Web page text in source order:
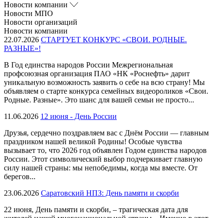
Новости компании
Новости МПО
Новости организаций
Новости компании
22.07.2026 СТАРТУЕТ КОНКУРС «СВОИ. РОДНЫЕ.
РАЗНЫЕ»!
В Год единства народов России Межрегиональная
профсоюзная организация ПАО «НК «Роснефть» дарит
уникальную возможность заявить о себе на всю страну! Мы
объявляем о старте конкурса семейных видеороликов «Свои.
Родные. Разные». Это шанс для вашей семьи не просто...
11.06.2026 12 июня - День России
Друзья, сердечно поздравляем вас с Днём России — главным
праздником нашей великой Родины! Особые чувства
вызывает то, что 2026 год объявлен Годом единства народов
России. Этот символический выбор подчеркивает главную
силу нашей страны: мы непобедимы, когда мы вместе. От
берегов...
23.06.2026 Саратовский НПЗ: День памяти и скорби
22 июня, День памяти и скорби, – трагическая дата для